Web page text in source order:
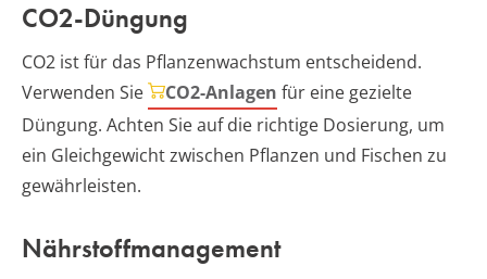
CO2-Düngung
CO2 ist für das Pflanzenwachstum entscheidend.
Verwenden Sie
CO2-Anlagen für eine gezielte
Düngung. Achten Sie auf die richtige Dosierung, um
ein Gleichgewicht zwischen Pflanzen und Fischen zu
gewährleisten.
Nährstoffmanagement